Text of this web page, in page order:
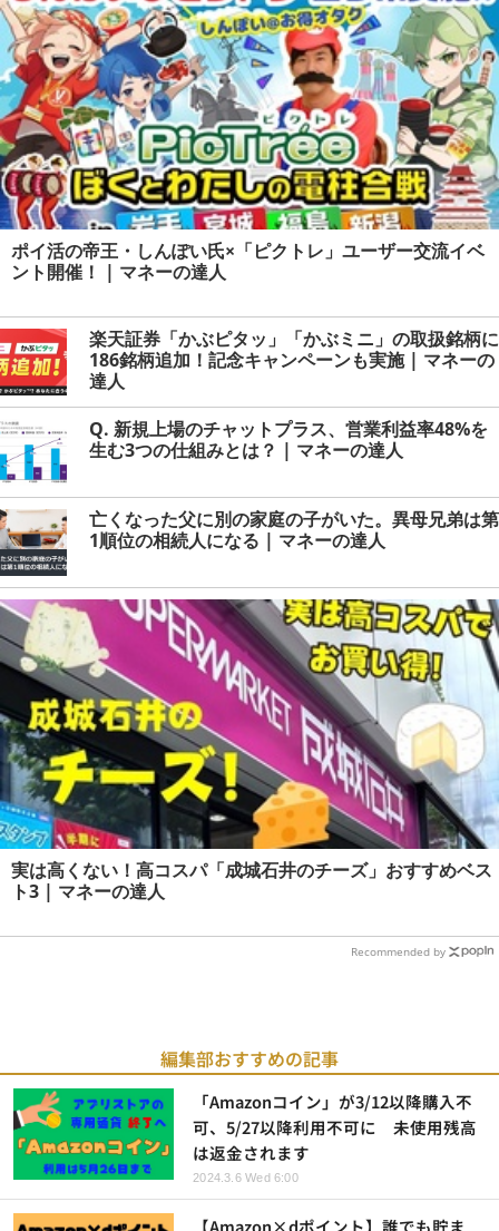
ポイ活の帝王・しんぽい氏×「ピクトレ」ユーザー交流イベ
ント開催！ | マネーの達人
楽天証券「かぶピタッ」「かぶミニ」の取扱銘柄に
186銘柄追加！記念キャンペーンも実施 | マネーの
達人
Q. 新規上場のチャットプラス、営業利益率48%を
生む3つの仕組みとは？ | マネーの達人
亡くなった父に別の家庭の子がいた。異母兄弟は第
1順位の相続人になる | マネーの達人
実は高くない！高コスパ「成城石井のチーズ」おすすめベス
ト3 | マネーの達人
Recommended by
編集部おすすめの記事
「Amazonコイン」が3/12以降購入不
可、5/27以降利用不可に 未使用残高
は返金されます
2024.3.6 Wed 6:00